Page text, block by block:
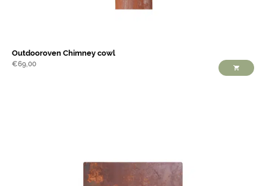
Outdooroven Chimney cowl
€69,00